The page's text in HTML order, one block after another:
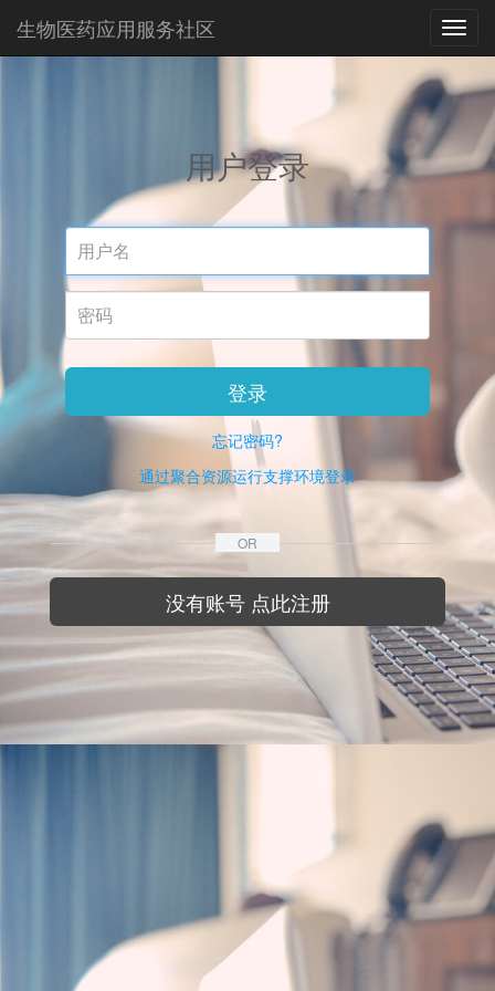
生物医药应用服务社区
用户登录
Username
Password
登录
忘记密码?
通过聚合资源运行支撑环境登录
OR
没有账号 点此注册